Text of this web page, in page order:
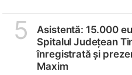
5
Asistentă: 15.000
Spitalul Județean
înregistrată și
Maxim